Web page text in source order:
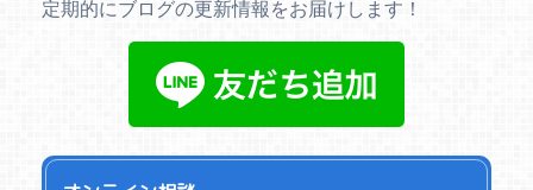
定期的にブログの更新情報をお届けします！